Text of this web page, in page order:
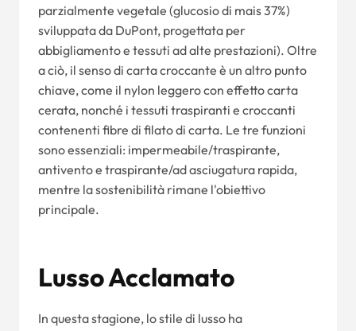
parzialmente vegetale (glucosio di mais 37%)
sviluppata da DuPont, progettata per
abbigliamento e tessuti ad alte prestazioni). Oltre
a ciò, il senso di carta croccante è un altro punto
chiave, come il nylon leggero con effetto carta
cerata, nonché i tessuti traspiranti e croccanti
contenenti fibre di filato di carta. Le tre funzioni
sono essenziali: impermeabile/traspirante,
antivento e traspirante/ad asciugatura rapida,
mentre la sostenibilità rimane l'obiettivo
principale.
Lusso Acclamato
In questa stagione, lo stile di lusso ha